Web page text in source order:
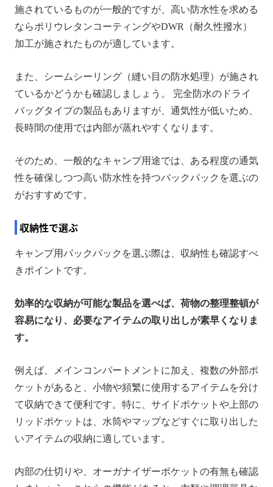
施されているものが一般的ですが、高い防水性を求める
ならポリウレタンコーティングやDWR（耐久性撥水）
加工が施されたものが適しています。
また、シームシーリング（縫い目の防水処理）が施され
ているかどうかも確認しましょう。 完全防水のドライ
バッグタイプの製品もありますが、通気性が低いため、
長時間の使用では内部が蒸れやすくなります。
そのため、一般的なキャンプ用途では、ある程度の通気
性を確保しつつ高い防水性を持つバックパックを選ぶの
がおすすめです。
収納性で選ぶ
キャンプ用バックパックを選ぶ際は、収納性も確認すべ
きポイントです。
効率的な収納が可能な製品を選べば、荷物の整理整頓が
容易になり、必要なアイテムの取り出しが素早くなりま
す。
例えば、メインコンパートメントに加え、複数の外部ポ
ケットがあると、小物や頻繁に使用するアイテムを分け
て収納できて便利です。特に、サイドポケットや上部の
リッドポケットは、水筒やマップなどすぐに取り出した
いアイテムの収納に適しています。
内部の仕切りや、オーガナイザーポケットの有無も確認